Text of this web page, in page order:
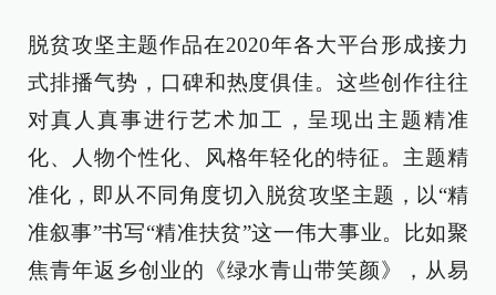
脱贫攻坚主题作品在2020年各大平台形成接力
式排播气势，口碑和热度俱佳。这些创作往往
对真人真事进行艺术加工，呈现出主题精准
化、人物个性化、风格年轻化的特征。主题精
准化，即从不同角度切入脱贫攻坚主题，以“精
准叙事”书写“精准扶贫”这一伟大事业。比如聚
焦青年返乡创业的《绿水青山带笑颜》，从易